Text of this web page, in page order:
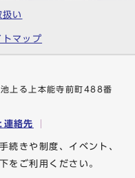
い
トマップ
上る上本能寺前町488番
連絡先
続きや制度、イベント、
をご利用ください。